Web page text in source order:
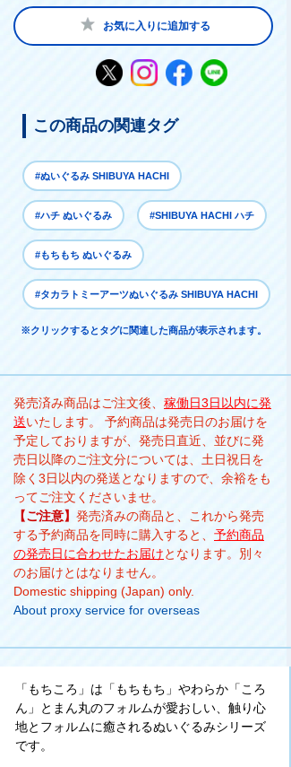
お気に入りに追加する
この商品の関連タグ
#ぬいぐるみ SHIBUYA HACHI
#ハチ ぬいぐるみ #SHIBUYA HACHI ハチ
#もちもち ぬいぐるみ
#タカラトミーアーツぬいぐるみ SHIBUYA HACHI
※クリックするとタグに関連した商品が表示されます。
発売済み商品はご注文後、 稼働日3日以内に発
送いたします。 予約商品は発売日のお届けを
予定しておりますが、発売日直近、並びに発
売日以降のご注文分については、土日祝日を
除く3日以内の発送となりますので、余裕をも
ってご注文くださいませ。
【ご注意】 発売済みの商品と、これから発売
する予約商品を同時に購入すると、 予約商品
の発売日に合わせたお届けとなります。別々
のお届けとはなりません。
Domestic shipping (Japan) only.
About proxy service for overseas
「もちころ」は「もちもち」やわらか「ころ
ん」とまん丸のフォルムが愛おしい、触り心
地とフォルムに癒されるぬいぐるみシリーズ
です。